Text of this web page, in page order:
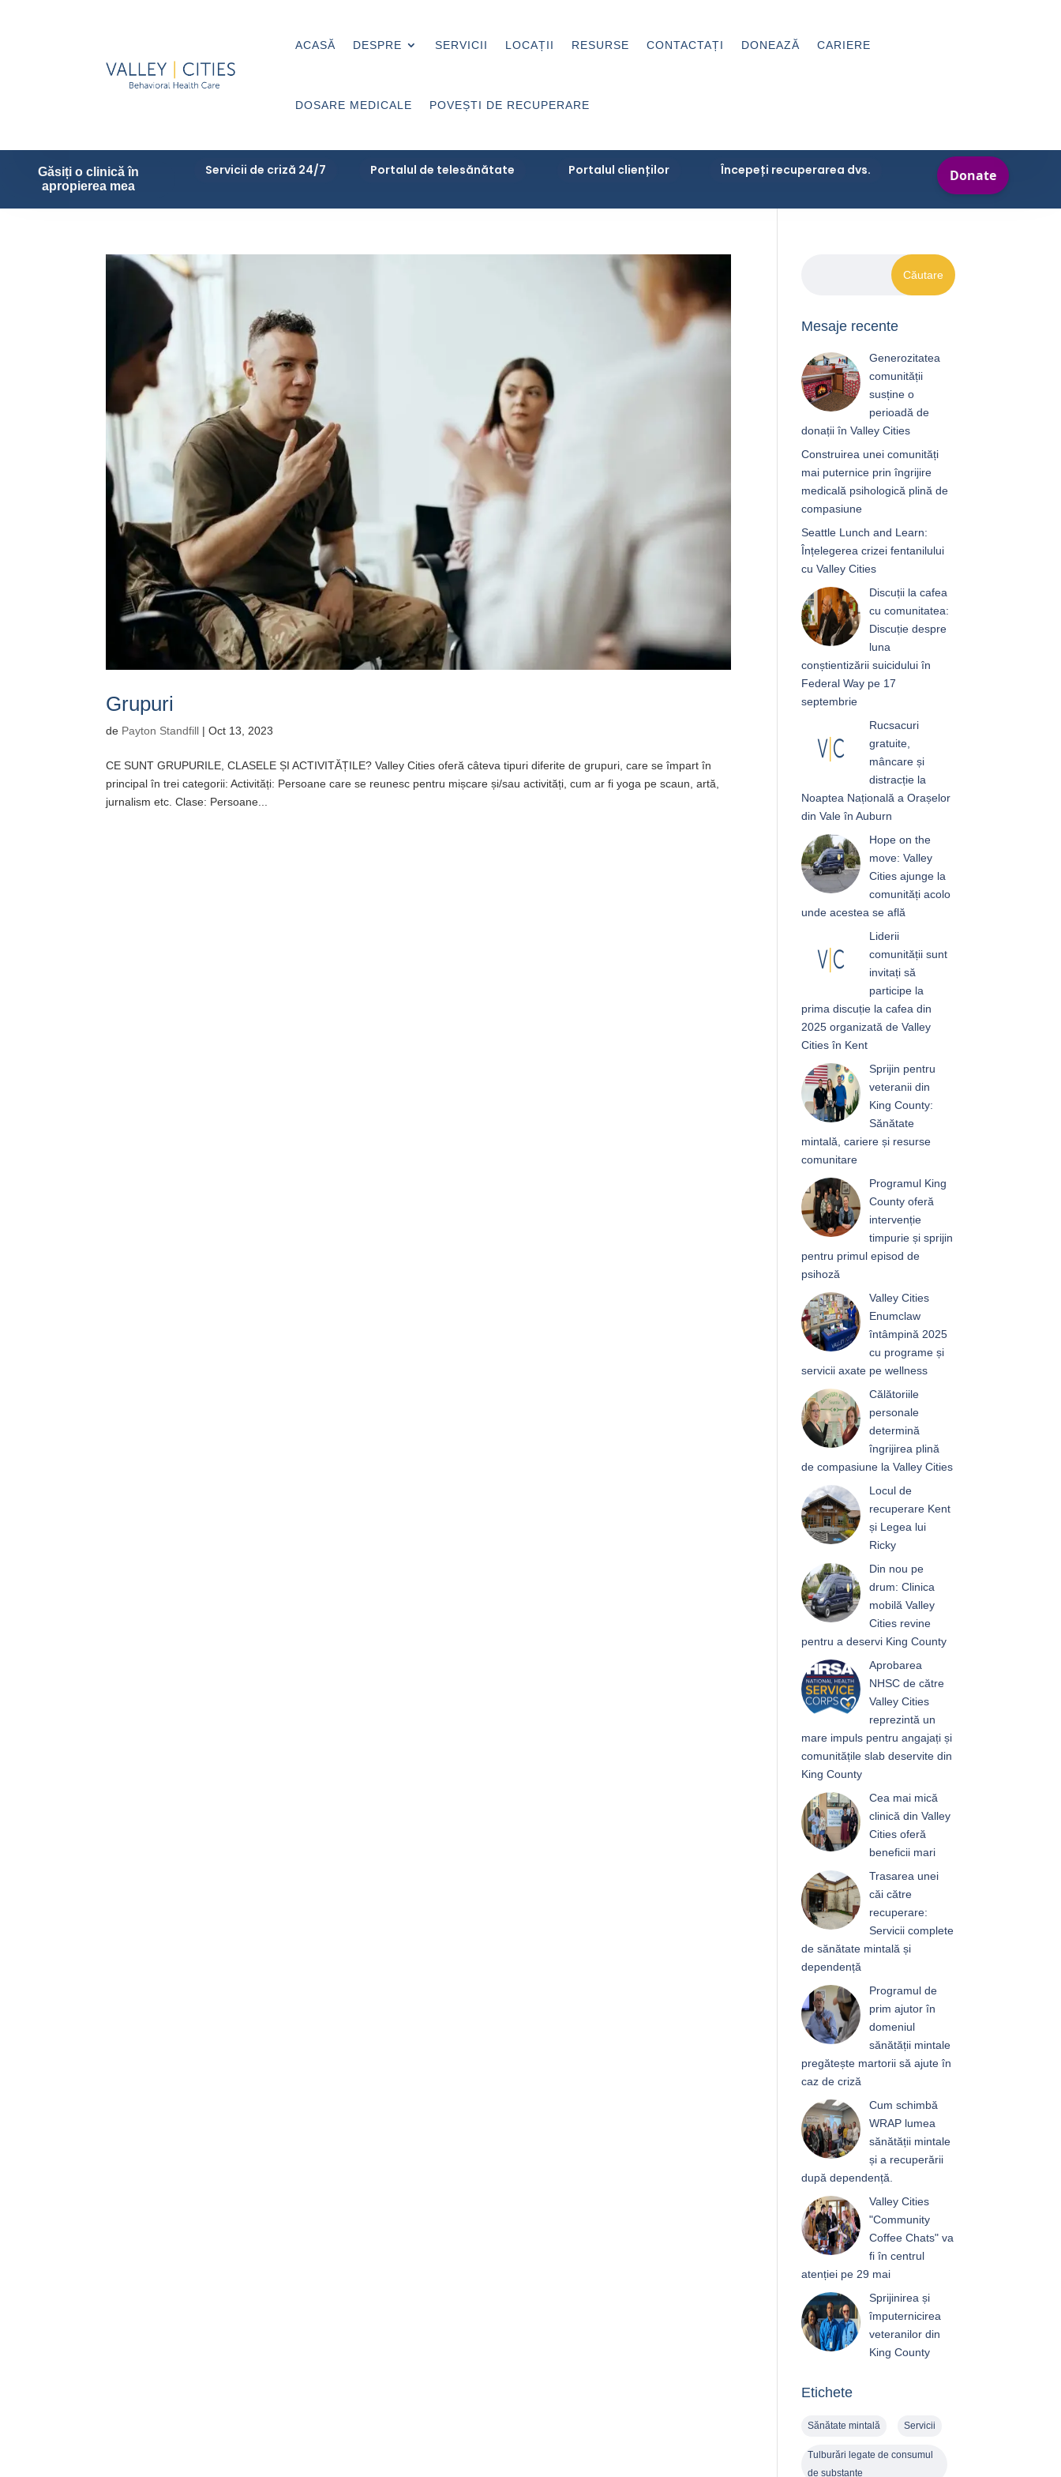
ACASĂ DESPRE SERVICII LOCAȚII RESURSE CONTACTAȚI DONEAZĂ CARIERE
DOSARE MEDICALE POVEȘTI DE RECUPERARE
Găsiți o clinică în
apropierea mea
Servicii de criză 24/7 Portalul de telesănătate Portalul clienților Începeți recuperarea dvs.
Grupuri
de Payton Standfill |Oct 13, 2023
CE SUNT GRUPURILE, CLASELE ȘI ACTIVITĂȚILE? Valley Cities oferă câteva tipuri diferite de grupuri, care se împart în
principal în trei categorii: Activități: Persoane care se reunesc pentru mișcare și/sau activități, cum ar fi yoga pe scaun, artă,
jurnalism etc. Clase: Persoane...
Mesaje recente
Generozitatea
comunității
susține o
perioadă de
donații în Valley Cities
Construirea unei comunități
mai puternice prin îngrijire
medicală psihologică plină de
compasiune
Seattle Lunch and Learn:
Înțelegerea crizei fentanilului
cu Valley Cities
Discuții la cafea
cu comunitatea:
Discuție despre
luna
conștientizării suicidului în
Federal Way pe 17
septembrie
Rucsacuri
gratuite,
mâncare și
distracție la
Noaptea Națională a Orașelor
din Vale în Auburn
Hope on the
move: Valley
Cities ajunge la
comunități acolo
unde acestea se află
Liderii
comunității sunt
invitați să
participe la
prima discuție la cafea din
2025 organizată de Valley
Cities în Kent
Sprijin pentru
veteranii din
King County:
Sănătate
mintală, cariere și resurse
comunitare
Programul King
County oferă
intervenție
timpurie și sprijin
pentru primul episod de
psihoză
Valley Cities
Enumclaw
întâmpină 2025
cu programe și
servicii axate pe wellness
Călătoriile
personale
determină
îngrijirea plină
de compasiune la Valley Cities
Locul de
recuperare Kent
și Legea lui
Ricky
Din nou pe
drum: Clinica
mobilă Valley
Cities revine
pentru a deservi King County
Aprobarea
NHSC de către
Valley Cities
reprezintă un
mare impuls pentru angajați și
comunitățile slab deservite din
King County
Cea mai mică
clinică din Valley
Cities oferă
beneficii mari
Trasarea unei
căi către
recuperare:
Servicii complete
de sănătate mintală și
dependență
Programul de
prim ajutor în
domeniul
sănătății mintale
pregătește martorii să ajute în
caz de criză
Cum schimbă
WRAP lumea
sănătății mintale
și a recuperării
după dependență.
Valley Cities
"Community
Coffee Chats" va
fi în centrul
atenției pe 29 mai
Sprijinirea și
împuternicirea
veteranilor din
King County
Etichete
Sănătate mintală Servicii
Tulburări legate de consumul
de substanțe